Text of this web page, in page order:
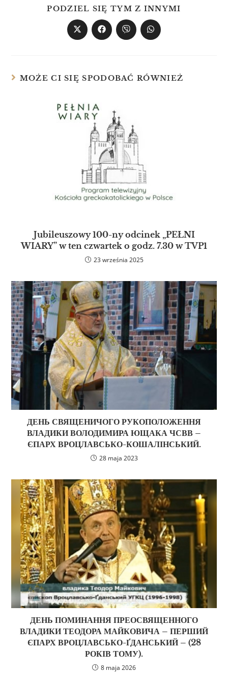
PODZIEL SIĘ TYM Z INNYMI
MOŻE CI SIĘ SPODOBAĆ RÓWNIEŻ
Jubileuszowy 100-ny odcinek „PEŁNI
WIARY” w ten czwartek o godz. 7.30 w TVP1
23 września 2025
ДЕНЬ СВЯЩЕНИЧОГО РУКОПОЛОЖЕННЯ
ВЛАДИКИ ВОЛОДИМИРА ЮЩАКА ЧСВВ –
ЄПАРХ ВРОЦЛАВСЬКО-КОШАЛІНСЬКИЙ.
28 maja 2023
ДЕНЬ ПОМИНАННЯ ПРЕОСВЯЩЕННОГО
ВЛАДИКИ ТЕОДОРА МАЙКОВИЧА – ПЕРШИЙ
ЄПАРХ ВРОЦЛАВСЬКО-ҐДАНСЬКИЙ – (28
РОКІВ ТОМУ).
8 maja 2026